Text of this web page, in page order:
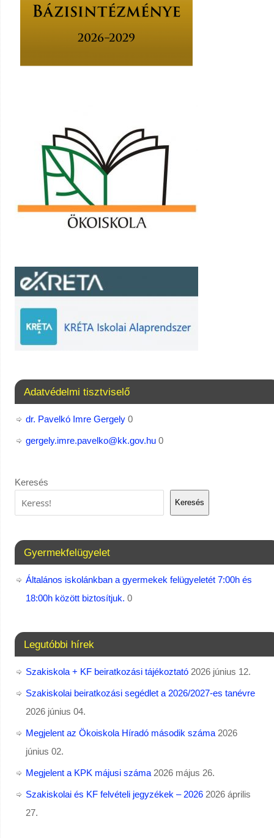
Adatvédelmi tisztviselő
dr. Pavelkó Imre Gergely0
gergely.imre.pavelko@kk.gov.hu0
Keresés
Keresés
Gyermekfelügyelet
Általános iskolánkban a gyermekek felügyeletét 7:00h és
18:00h között biztosítjuk. 0
Legutóbbi hírek
Szakiskola + KF beiratkozási tájékoztató 2026 június 12.
Szakiskolai beiratkozási segédlet a 2026/2027-es tanévre
2026 június 04.
Megjelent az Ökoiskola Híradó második száma 2026
június 02.
Megjelent a KPK májusi száma 2026 május 26.
Szakiskolai és KF felvételi jegyzékek – 2026 2026 április
27.